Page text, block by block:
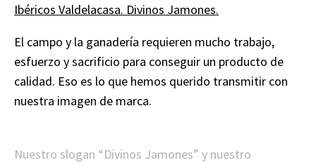
Ibéricos Valdelacasa. Divinos Jamones.
El campo y la ganadería requieren mucho trabajo,
esfuerzo y sacrificio para conseguir un producto de
calidad. Eso es lo que hemos querido transmitir con
nuestra imagen de marca.
Nuestro slogan “Divinos Jamones” y nuestro